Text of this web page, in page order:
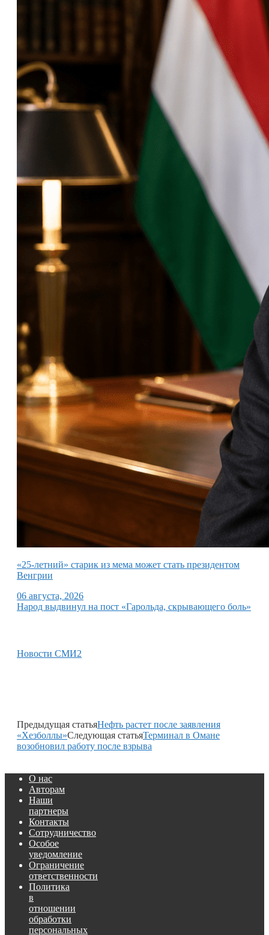
«25-летний» старик из мема может стать президентом
Венгрии
06 августа, 2026
Народ выдвинул на пост «Гарольда, скрывающего боль»
Новости СМИ2
Предыдущая статьяНефть растет после заявления
«Хезболлы»Следующая статьяТерминал в Омане
возобновил работу после взрыва
О нас
Авторам
Наши
партнеры
Контакты
Сотрудничество
Особое
уведомление
Ограничение
ответственности
Политика
в
отношении
обработки
персональных